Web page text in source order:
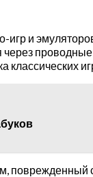
игр и
классических